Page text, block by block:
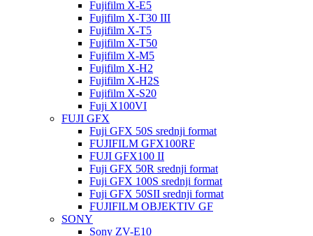
Fujifilm X-E5
Fujifilm X-T30 III
Fujifilm X-T5
Fujifilm X-T50
Fujifilm X-M5
Fujifilm X-H2
Fujifilm X-H2S
Fujifilm X-S20
Fuji X100VI
FUJI GFX
Fuji GFX 50S srednji format
FUJIFILM GFX100RF
FUJI GFX100 II
Fuji GFX 50R srednji format
Fuji GFX 100S srednji format
Fuji GFX 50SII srednji format
FUJIFILM OBJEKTIV GF
SONY
Sony ZV-E10